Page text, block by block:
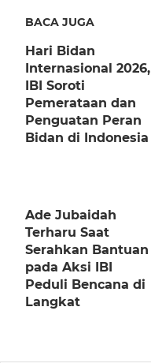
BACA JUGA
Hari Bidan
Internasional 2026,
IBI Soroti
Pemerataan dan
Penguatan Peran
Bidan di Indonesia
Ade Jubaidah
Terharu Saat
Serahkan Bantuan
pada Aksi IBI
Peduli Bencana di
Langkat